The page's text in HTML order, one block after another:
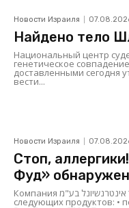
Новости Израиля
Найдено тело
Национальный центр
генетическое
доставленными сегодня
вести...
Новости Израиля
Стоп,
Фуд»
Компания ג.ויליפוד אינטרנשיונל בע"מ объявляет об отзыве
следующих продуктов: •